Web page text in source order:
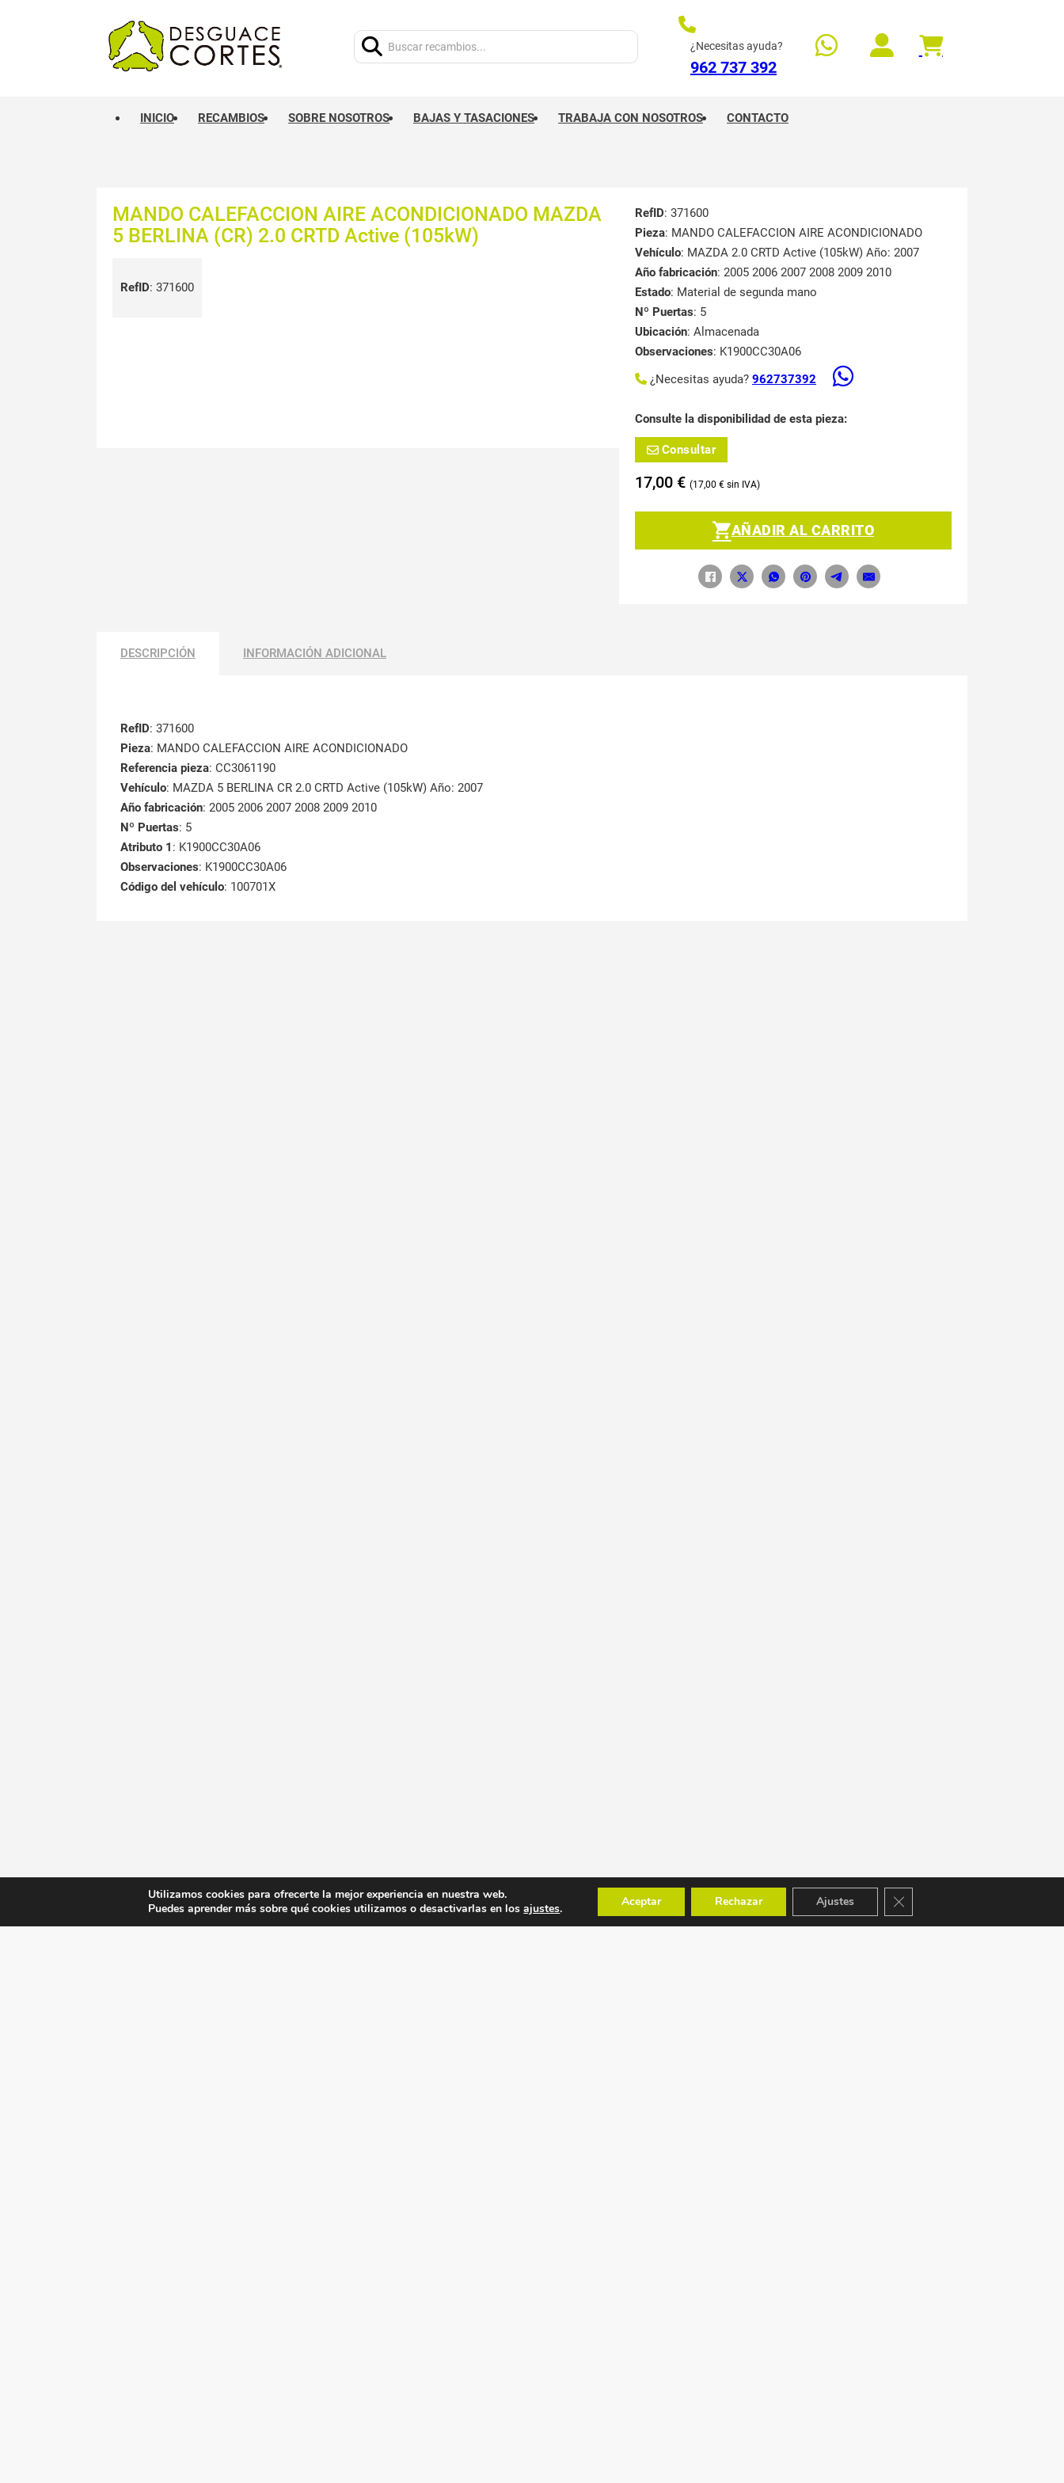
¿Necesitas ayuda?
962 737 392
INICIO RECAMBIOS SOBRE NOSOTROS BAJAS Y TASACIONES TRABAJA CON NOSOTROS CONTACTO
MANDO CALEFACCION AIRE ACONDICIONADO MAZDA
5 BERLINA (CR) 2.0 CRTD Active (105kW)
RefID: 371600
RefID: 371600
Pieza: MANDO CALEFACCION AIRE ACONDICIONADO
Vehículo: MAZDA 2.0 CRTD Active (105kW) Año: 2007
Año fabricación: 2005 2006 2007 2008 2009 2010
Estado: Material de segunda mano
Nº Puertas: 5
Ubicación: Almacenada
Observaciones: K1900CC30A06
¿Necesitas ayuda? 962737392
Consulte la disponibilidad de esta pieza:
Consultar
17,00 € 17,00 €
AÑADIR AL CARRITO
DESCRIPCIÓN INFORMACIÓN ADICIONAL
RefID: 371600
Pieza: MANDO CALEFACCION AIRE ACONDICIONADO
Referencia pieza: CC3061190
Vehículo: MAZDA 5 BERLINA CR 2.0 CRTD Active (105kW) Año: 2007
Año fabricación: 2005 2006 2007 2008 2009 2010
Nº Puertas: 5
Atributo 1 : K1900CC30A06
Observaciones: K1900CC30A06
Código del vehículo: 100701X
Utilizamos cookies para ofrecerte la mejor experiencia en nuestra web.
Puedes aprender más sobre qué cookies utilizamos o desactivarlas en losajustes. Aceptar Rechazar Ajustes Cerrar el banner de cookies RGPD